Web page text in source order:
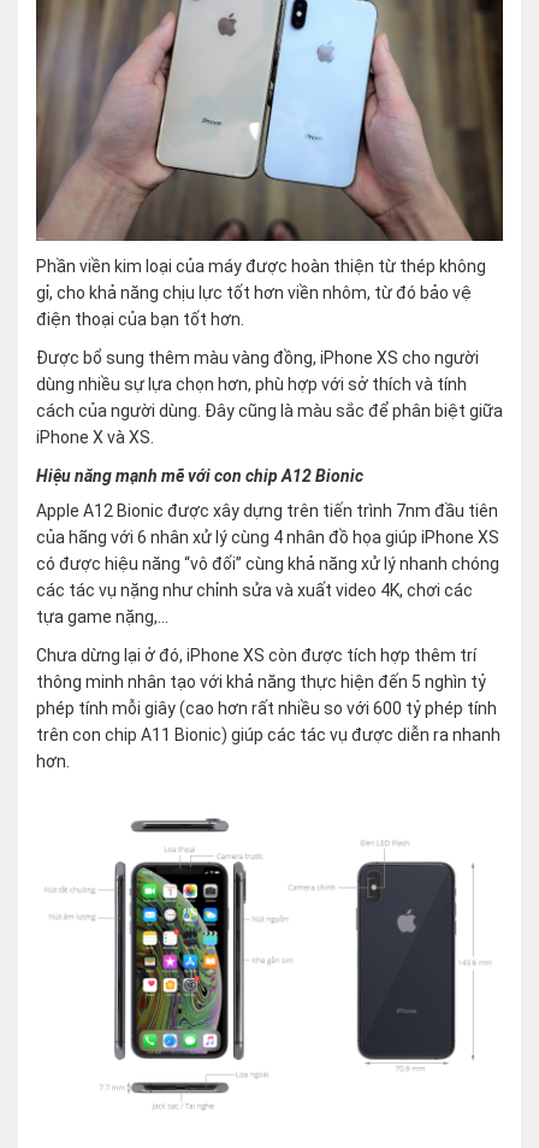
Phần viền kim loại của máy được hoàn thiện từ thép không
gỉ, cho khả năng chịu lực tốt hơn viền nhôm, từ đó bảo vệ
điện thoại của bạn tốt hơn.
Được bổ sung thêm màu vàng đồng, iPhone XS cho người
dùng nhiều sự lựa chọn hơn, phù hợp với sở thích và tính
cách của người dùng. Đây cũng là màu sắc để phân biệt giữa
iPhone X và XS.
Hiệu năng mạnh mẽ với con chip A12 Bionic
Apple A12 Bionic được xây dựng trên tiến trình 7nm đầu tiên
của hãng với 6 nhân xử lý cùng 4 nhân đồ họa giúp iPhone XS
có được hiệu năng “vô đối” cùng khả năng xử lý nhanh chóng
các tác vụ nặng như chỉnh sửa và xuất video 4K, chơi các
tựa game nặng,…
Chưa dừng lại ở đó, iPhone XS còn được tích hợp thêm trí
thông minh nhân tạo với khả năng thực hiện đến 5 nghìn tỷ
phép tính mỗi giây (cao hơn rất nhiều so với 600 tỷ phép tính
trên con chip A11 Bionic) giúp các tác vụ được diễn ra nhanh
hơn.